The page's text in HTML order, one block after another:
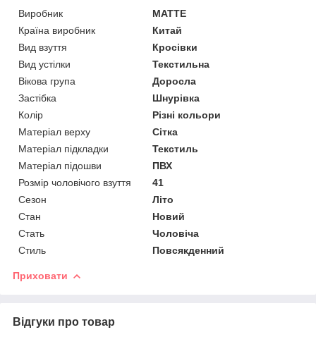
Виробник
MATTE
Країна виробник
Китай
Вид взуття
Кросівки
Вид устілки
Текстильна
Вікова група
Доросла
Застібка
Шнурівка
Колір
Різні кольори
Матеріал верху
Сітка
Матеріал підкладки
Текстиль
Матеріал підошви
ПВХ
Розмір чоловічого взуття
41
Сезон
Літо
Стан
Новий
Стать
Чоловіча
Стиль
Повсякденний
Приховати
Відгуки про товар